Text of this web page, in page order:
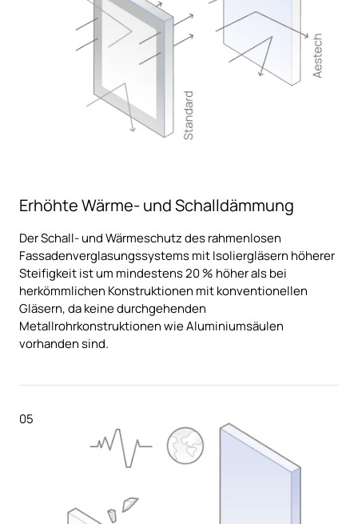
Erhöhte Wärme- und Schalldämmung
Der Schall- und Wärmeschutz des rahmenlosen
Fassadenverglasungssystems mit Isoliergläsern höherer
Steifigkeit ist um mindestens 20 % höher als bei
herkömmlichen Konstruktionen mit konventionellen
Gläsern, da keine durchgehenden
Metallrohrkonstruktionen wie Aluminiumsäulen
vorhanden sind.
05